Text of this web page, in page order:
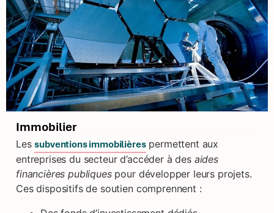
Immobilier
Lessubventions immobilièrespermettent aux
entreprises du secteur d’accéder à des aides
financières publiquespour développer leurs projets.
Ces dispositifs de soutien comprennent :